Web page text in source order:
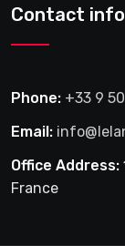
Contact info
Phone: +33 9
Email:
Office Address:
France